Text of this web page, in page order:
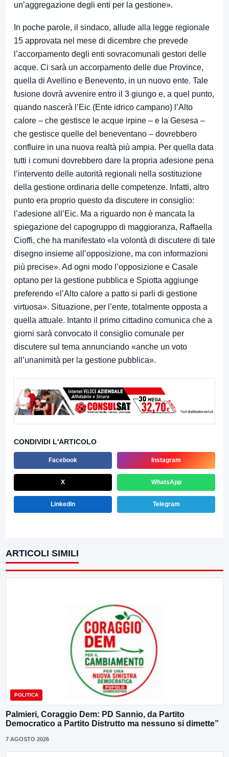
un’aggregazione degli enti per la gestione».
In poche parole, il sindaco, allude alla legge regionale
15 approvata nel mese di dicembre che prevede
l’accorpamento degli enti sovracomunali gestori delle
acque. Ci sarà un accorpamento delle due Province,
quella di Avellino e Benevento, in un nuovo ente. Tale
fusione dovrà avvenire entro il 3 giungo e, a quel punto,
quando nascerà l’Eic (Ente idrico campano) l’Alto
calore – che gestisce le acque irpine – e la Gesesa –
che gestisce quelle del beneventano – dovrebbero
confluire in una nuova realtà più ampia. Per quella data
tutti i comuni dovrebbero dare la propria adesione pena
l’intervento delle autorità regionali nella sostituzione
della gestione ordinaria delle competenze. Infatti, altro
punto era proprio questo da discutere in consiglio:
l’adesione all’Eic. Ma a riguardo non è mancata la
spiegazione del capogruppo di maggioranza, Raffaella
Cioffi, che ha manifestato «la volontà di discutere di tale
disegno insieme all’opposizione, ma con informazioni
più precise». Ad ogni modo l’opposizione e Casale
optano per la gestione pubblica e Spiotta aggiunge
preferendo «l’Alto calore a patto si parli di gestione
virtuosa». Situazione, per l’ente, totalmente opposta a
quella attuale. Intanto il primo cittadino comunica che a
giorni sarà convocato il consiglio comunale per
discutere sul tema annunciando «anche un voto
all’unanimità per la gestione pubblica».
CONDIVIDI L'ARTICOLO
Facebook Instagram
X WhatsApp
LinkedIn Telegram
ARTICOLI SIMILI
POLITICA
Palmieri, Coraggio Dem: PD Sannio, da Partito
Democratico a Partito Distrutto ma nessuno si dimette”
7 AGOSTO 2026